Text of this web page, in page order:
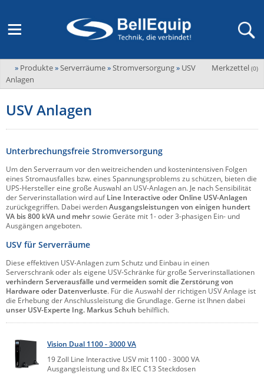
M2M Router, Antennen, VPN & SIM
SD-WAN & Bonding
Antennen
KVM & Audio/Video Signalverteilung
KVM
Kabel und Verkabelung
Audio/Video
Digital Signage
USV, Energieverteilung & -messung
Energiemessung
Energieverteilung
IoT, Umgebungsmonitoring & Sensorik
IP, WLAN & GSM Sensorik
Datenlogger
IoT - Internet of Things
Remote I/O
IPC, Industrielle Netzwerktechnik & WLAN
Industrielle Netzwerktechnik / Kommunikation
Industrielle Computer
Serverräume
RMA / Rücksendung / Support
Adder
ADEL system
Advantech
Advantech-Conel
AKCP / AKCess Pro
Amit
Aten
Bachmann
Black Box
Bondix
Cambium Networks
Comet System
CompleTech
Contemporary Controls
Eaton
Elsys
Übersicht
Wissen
Veranstaltungen
Bell-Up-to-Date Magazine
LAGERABVERKAUF Stromverteilung und -messung
Unternehmen
Ansprechpersonen
Jobs & Karriere
News
Merkzettel (0)
» Produkte»Serverräume»Stromversorgung» USV
Anlagen
USV Anlagen
Unterbrechungsfreie Stromversorgung
Um den Serverraum vor den weitreichenden und kostenintensiven Folgen
eines Stromausfalles bzw. eines Spannungsproblems zu schützen, bieten die
UPS-Hersteller eine große Auswahl an USV-Anlagen an. Je nach Sensibilität
der Serverinstallation wird aufLine Interactive oder Online USV-Anlagen
zurückgegriffen. Dabei werdenAusgangsleistungen von einigen hundert
VA bis 800 kVA und mehrsowie Geräte mit 1- oder 3-phasigen Ein- und
Ausgängen angeboten.
USV für Serverräume
Diese effektiven USV-Anlagen zum Schutz und Einbau in einen
Serverschrank oder als eigene USV-Schränke für große Serverinstallationen
verhindern Serverausfälle und vermeiden somit die Zerstörung von
Hardware oder Datenverluste. Für die Auswahl der richtigen USV Anlage ist
die Erhebung der Anschlussleistung die Grundlage. Gerne ist Ihnen dabei
unser USV-Experte Ing. Markus Schuh behilflich.
Vision Dual 1100 - 3000 VA
19 Zoll Line Interactive USV mit 1100 - 3000 VA
Ausgangsleistung und 8x IEC C13 Steckdosen